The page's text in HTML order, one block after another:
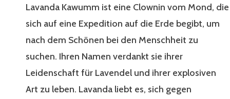
Lavanda Kawumm ist eine Clownin vom Mond, die
sich auf eine Expedition auf die Erde begibt, um
nach dem Schönen bei den Menschheit zu
suchen. Ihren Namen verdankt sie ihrer
Leidenschaft für Lavendel und ihrer explosiven
Art zu leben. Lavanda liebt es, sich gegen